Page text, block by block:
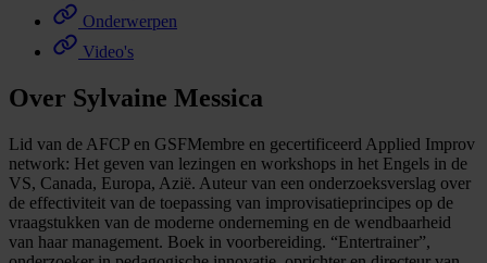
Onderwerpen
Video's
Over Sylvaine Messica
Lid van de AFCP en GSFMembre en gecertificeerd Applied Improv
network: Het geven van lezingen en workshops in het Engels in de
VS, Canada, Europa, Azië. Auteur van een onderzoeksverslag over
de effectiviteit van de toepassing van improvisatieprincipes op de
vraagstukken van de moderne onderneming en de wendbaarheid
van haar management. Boek in voorbereiding. “Entertrainer”,